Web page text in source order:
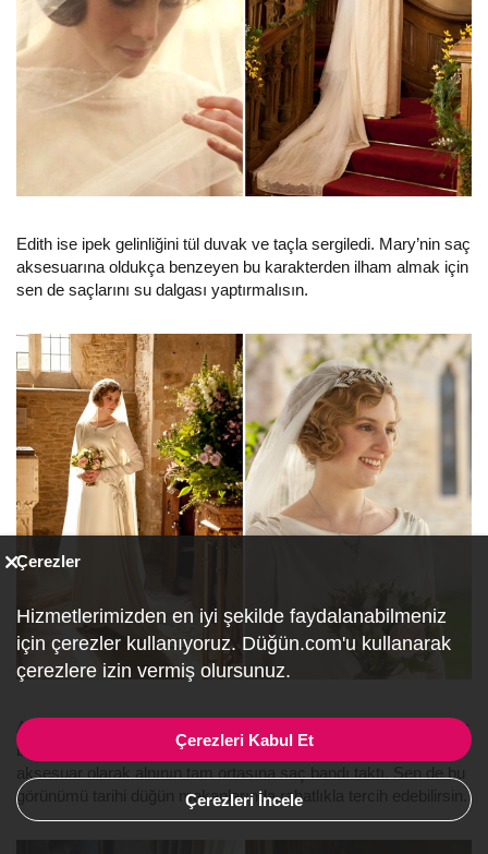
Edith ise ipek gelinliğini tül duvak ve taçla sergiledi. Mary’nin saç
aksesuarına oldukça benzeyen bu karakterden ilham almak için
sen de saçlarını su dalgası yaptırmalısın.
Ailenin başkaldıranı Lily’nin saç modeli ise ortadan ikiye ayrılmış
bukleli gelin saçı tercih ederken her iki tarafına da çiçek takıp
görünümü tarihi düğün mekanlarında rahatlıkla tercih edebilirsin.
Çerezler
Hizmetlerimizden en iyi şekilde faydalanabilmeniz
için çerezler kullanıyoruz. Düğün.com'u kullanarak
çerezlere izin vermiş olursunuz.
Çerezleri Kabul Et
Çerezleri İncele